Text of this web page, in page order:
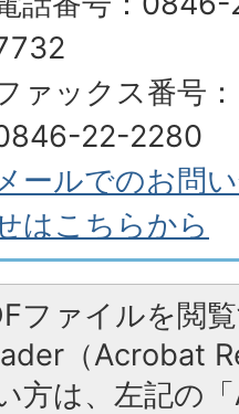
ァックス番号：
22-2280
ールでのお問
はこちらから
ファイルを閲
（Acrobat
方は、左記の